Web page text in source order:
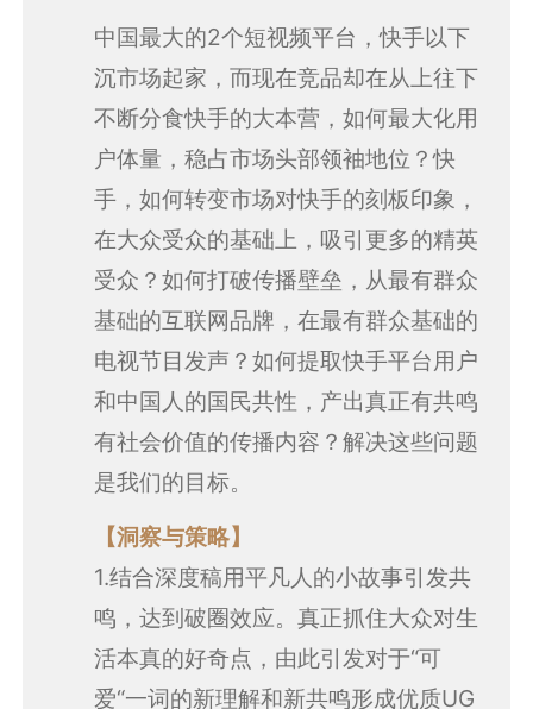
中国最大的2个短视频平台，快手以下
沉市场起家，而现在竞品却在从上往下
不断分食快手的大本营，如何最大化用
户体量，稳占市场头部领袖地位？快
手，如何转变市场对快手的刻板印象，
在大众受众的基础上，吸引更多的精英
受众？如何打破传播壁垒，从最有群众
基础的互联网品牌，在最有群众基础的
电视节目发声？如何提取快手平台用户
和中国人的国民共性，产出真正有共鸣
有社会价值的传播内容？解决这些问题
是我们的目标。
【洞察与策略】
1.结合深度稿用平凡人的小故事引发共
鸣，达到破圈效应。真正抓住大众对生
活本真的好奇点，由此引发对于“可
爱“一词的新理解和新共鸣形成优质UG